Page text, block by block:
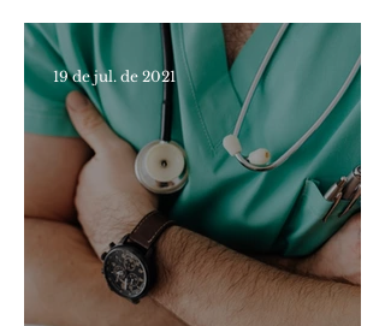
públicos?
19 de jul. de 2021